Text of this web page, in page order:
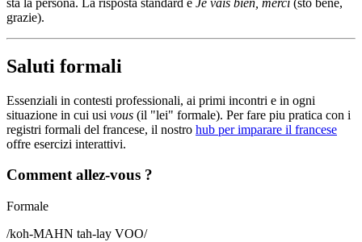
sta la persona. La risposta standard e Je vais bien, merci (sto bene,
grazie).
Saluti formali
Essenziali in contesti professionali, ai primi incontri e in ogni
situazione in cui usi vous (il "lei" formale). Per fare piu pratica con i
registri formali del francese, il nostro hub per imparare il francese
offre esercizi interattivi.
Comment allez-vous ?
Formale
/koh-MAHN tah-lay VOO/